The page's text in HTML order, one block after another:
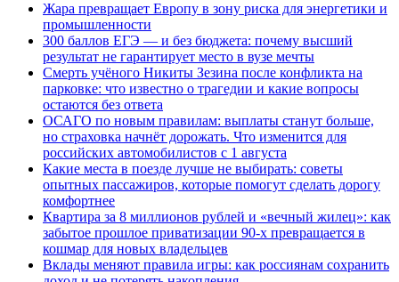
Жара превращает Европу в зону риска для энергетики и
промышленности
300 баллов ЕГЭ — и без бюджета: почему высший
результат не гарантирует место в вузе мечты
Смерть учёного Никиты Зезина после конфликта на
парковке: что известно о трагедии и какие вопросы
остаются без ответа
ОСАГО по новым правилам: выплаты станут больше,
но страховка начнёт дорожать. Что изменится для
российских автомобилистов с 1 августа
Какие места в поезде лучше не выбирать: советы
опытных пассажиров, которые помогут сделать дорогу
комфортнее
Квартира за 8 миллионов рублей и «вечный жилец»: как
забытое прошлое приватизации 90-х превращается в
кошмар для новых владельцев
Вклады меняют правила игры: как россиянам сохранить